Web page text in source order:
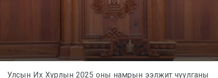
Улсын Их Хурлын 2025 оны намрын ээлжит чуулганы